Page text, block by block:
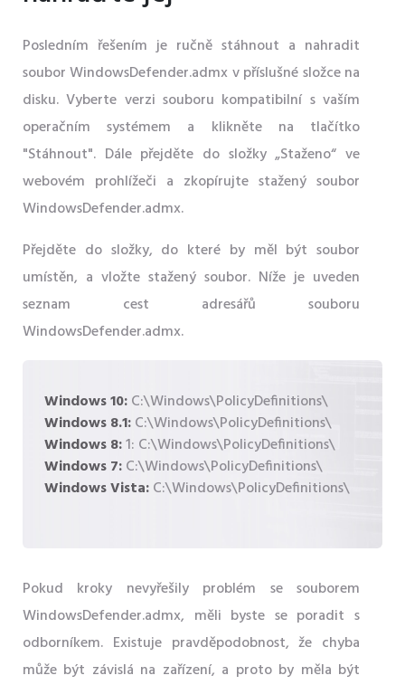
Posledním řešením je ručně stáhnout a nahradit
soubor WindowsDefender.admx v příslušné složce na
disku. Vyberte verzi souboru kompatibilní s vaším
operačním systémem a klikněte na tlačítko
"Stáhnout". Dále přejděte do složky „Staženo“ ve
webovém prohlížeči a zkopírujte stažený soubor
WindowsDefender.admx.
Přejděte do složky, do které by měl být soubor
umístěn, a vložte stažený soubor. Níže je uveden
seznam cest adresářů souboru
WindowsDefender.admx.
Windows 10:C:\Windows\PolicyDefinitions\
Windows 8.1:C:\Windows\PolicyDefinitions\
Windows 8:1: C:\Windows\PolicyDefinitions\
Windows 7:C:\Windows\PolicyDefinitions\
Windows Vista:C:\Windows\PolicyDefinitions\
Pokud kroky nevyřešily problém se souborem
WindowsDefender.admx, měli byste se poradit s
odborníkem. Existuje pravděpodobnost, že chyba
může být závislá na zařízení, a proto by měla být